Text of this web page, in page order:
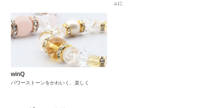
ュに
winQ
パワーストーンをかわいく、楽しく